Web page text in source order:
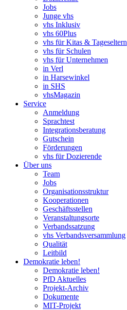
Jobs
Junge vhs
vhs Inklusiv
vhs 60Plus
vhs für Kitas & Tageseltern
vhs für Schulen
vhs für Unternehmen
in Verl
in Harsewinkel
in SHS
vhsMagazin
Service
Anmeldung
Sprachtest
Integrationsberatung
Gutschein
Förderungen
vhs für Dozierende
Über uns
Team
Jobs
Organisationsstruktur
Kooperationen
Geschäftsstellen
Veranstaltungsorte
Verbandssatzung
vhs Verbandsversammlung
Qualität
Leitbild
Demokratie leben!
Demokratie leben!
PfD Aktuelles
Projekt-Archiv
Dokumente
MIT-Projekt